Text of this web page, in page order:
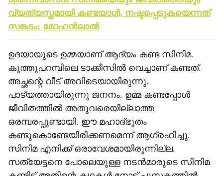
വ്യത്യസ്തമായി കണ്ടയാള്‍, നഷ്ടപ്പെടുകയെന്നത്
സങ്കടം; മോഹന്‍ലാല്‍
ഉദയായുടെ ഉമ്മയാണ് ആദ്യം കണ്ട സിനിമ.
കൂത്തുപറമ്പിലെ ടാക്കീസില്‍ വെച്ചാണ് കണ്ടത്.
അച്ഛന്റെ വീട് അവിടെയായിരുന്നു.
പാട്യത്തായിരുന്നു ജനനം. ഉമ്മ കണ്ടപ്പോള്‍
ജീവിതത്തില്‍ അതുവരെയില്ലാത്ത
ഒരമ്പരപ്പുണ്ടായി. ഈ മഹാദ്ഭുതം
കണ്ടുകൊണ്ടേയിരിക്കണമെന്ന് ആഗ്രഹിച്ചു.
സിനിമ എനിക്ക് ഒരാവേശമായിരുന്നില്ല.
സത്യേട്ടനെ പോലെയുള്ള നടന്‍മാരുടെ സിനിമ